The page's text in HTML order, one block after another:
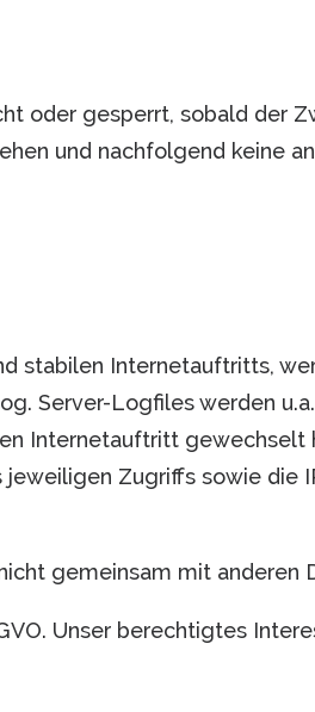
oder gesperrt, sobald der
und nachfolgend keine
stabilen Internetauftritts,
Server-Logfiles werden
Internetauftritt gewechselt
Zugriffs sowie die
gemeinsam mit anderen
Unser berechtigtes